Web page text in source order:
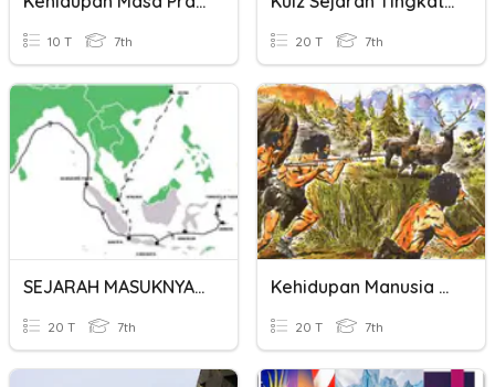
10 T 7th 20 T 7th
SEJARAH MASUKNYA ISLAM DI INDONESIA
20 T 7th
Kehidupan Manusia Pada Masa Praaksara
20 T 7th